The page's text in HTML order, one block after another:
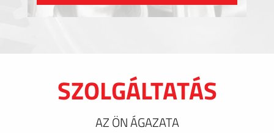
SZOLGÁLTATÁS
AZ ÖN ÁGAZATA